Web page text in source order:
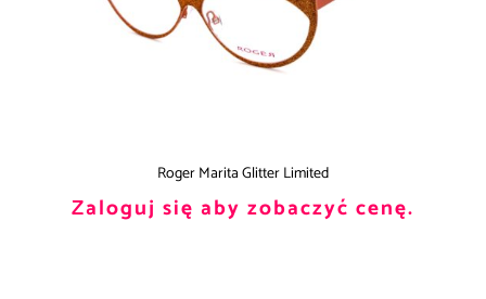
Roger Marita Glitter Limited
Zaloguj się aby zobaczyć cenę.